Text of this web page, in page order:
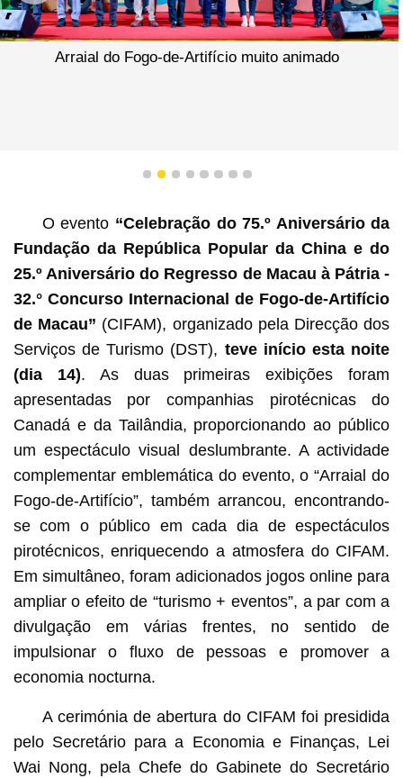
Arraial do Fogo-de-Artifício muito animado
1 2 3 4 5 6 7 8
O evento “Celebração do 75.º Aniversário da
Fundação da República Popular da China e do
25.º Aniversário do Regresso de Macau à Pátria -
32.° Concurso Internacional de Fogo-de-Artifício
de Macau” (CIFAM), organizado pela Direcção dos
Serviços de Turismo (DST), teve início esta noite
(dia 14). As duas primeiras exibições foram
apresentadas por companhias pirotécnicas do
Canadá e da Tailândia, proporcionando ao público
um espectáculo visual deslumbrante. A actividade
complementar emblemática do evento, o “Arraial do
Fogo-de-Artifício”, também arrancou, encontrando-
se com o público em cada dia de espectáculos
pirotécnicos, enriquecendo a atmosfera do CIFAM.
Em simultâneo, foram adicionados jogos online para
ampliar o efeito de “turismo + eventos”, a par com a
divulgação em várias frentes, no sentido de
impulsionar o fluxo de pessoas e promover a
economia nocturna.
A cerimónia de abertura do CIFAM foi presidida
pelo Secretário para a Economia e Finanças, Lei
Wai Nong, pela Chefe do Gabinete do Secretário